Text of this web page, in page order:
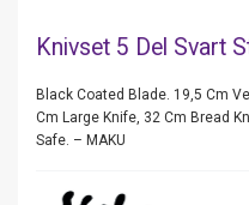
Knivset 5 Del Svart
Black Coated Blade. 19,5 Cm
Cm Large Knife, 32 Cm Bread
Safe. – MAKU